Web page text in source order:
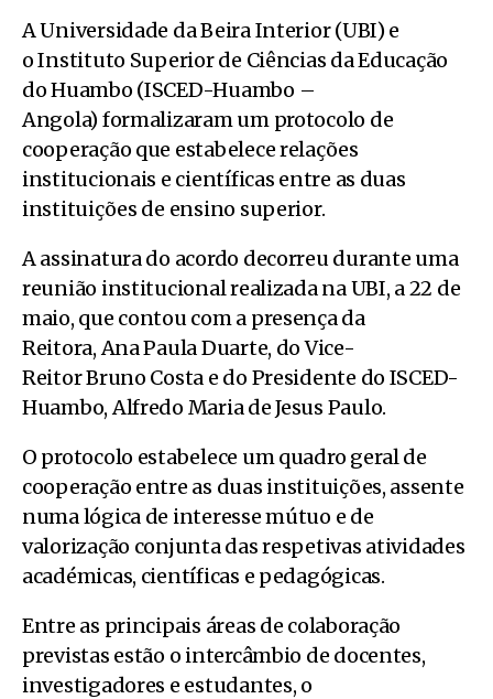
A Universidade da Beira Interior (UBI) e
o Instituto Superior de Ciências da Educação
do Huambo (ISCED-Huambo –
Angola) formalizaram um protocolo de
cooperação que estabelece relações
institucionais e científicas entre as duas
instituições de ensino superior.
A assinatura do acordo decorreu durante uma
reunião institucional realizada na UBI, a 22 de
maio, que contou com a presença da
Reitora, Ana Paula Duarte, do Vice-
Reitor Bruno Costa e do Presidente do ISCED-
Huambo, Alfredo Maria de Jesus Paulo.
O protocolo estabelece um quadro geral de
cooperação entre as duas instituições, assente
numa lógica de interesse mútuo e de
valorização conjunta das respetivas atividades
académicas, científicas e pedagógicas.
Entre as principais áreas de colaboração
previstas estão o intercâmbio de docentes,
investigadores e estudantes, o